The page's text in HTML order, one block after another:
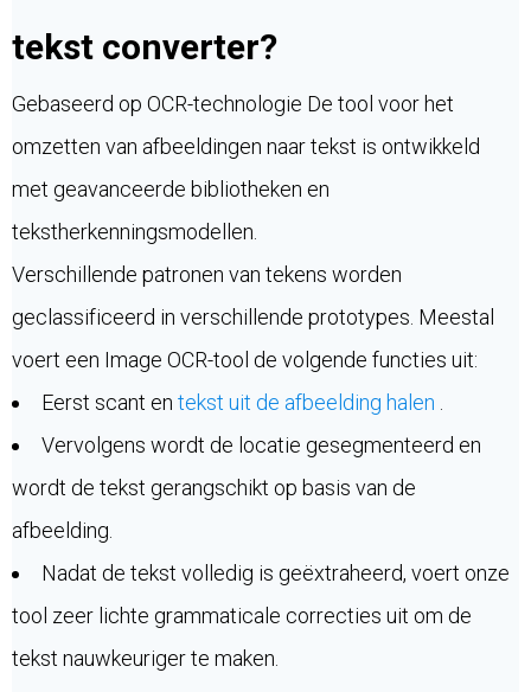
tekst converter?
Gebaseerd op OCR-technologie De tool voor het
omzetten van afbeeldingen naar tekst is ontwikkeld
met geavanceerde bibliotheken en
tekstherkenningsmodellen.
Verschillende patronen van tekens worden
geclassificeerd in verschillende prototypes. Meestal
voert een Image OCR-tool de volgende functies uit:
Eerst scant en tekst uit de afbeelding halen
Vervolgens wordt de locatie gesegmenteerd en
wordt de tekst gerangschikt op basis van de
afbeelding.
Nadat de tekst volledig is geëxtraheerd, voert onze
tool zeer lichte grammaticale correcties uit om de
tekst nauwkeuriger te maken.